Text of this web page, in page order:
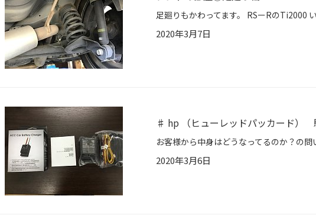
2020年3月7日
♯ hp （ヒューレッドパッカード）
2020年3月6日